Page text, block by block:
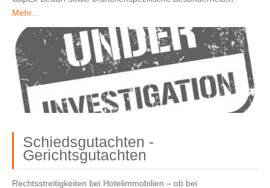
Mehr...
Schiedsgutachten -
Gerichtsgutachten
Rechtsstreitigkeiten bei Hotelimmobilien – ob bei